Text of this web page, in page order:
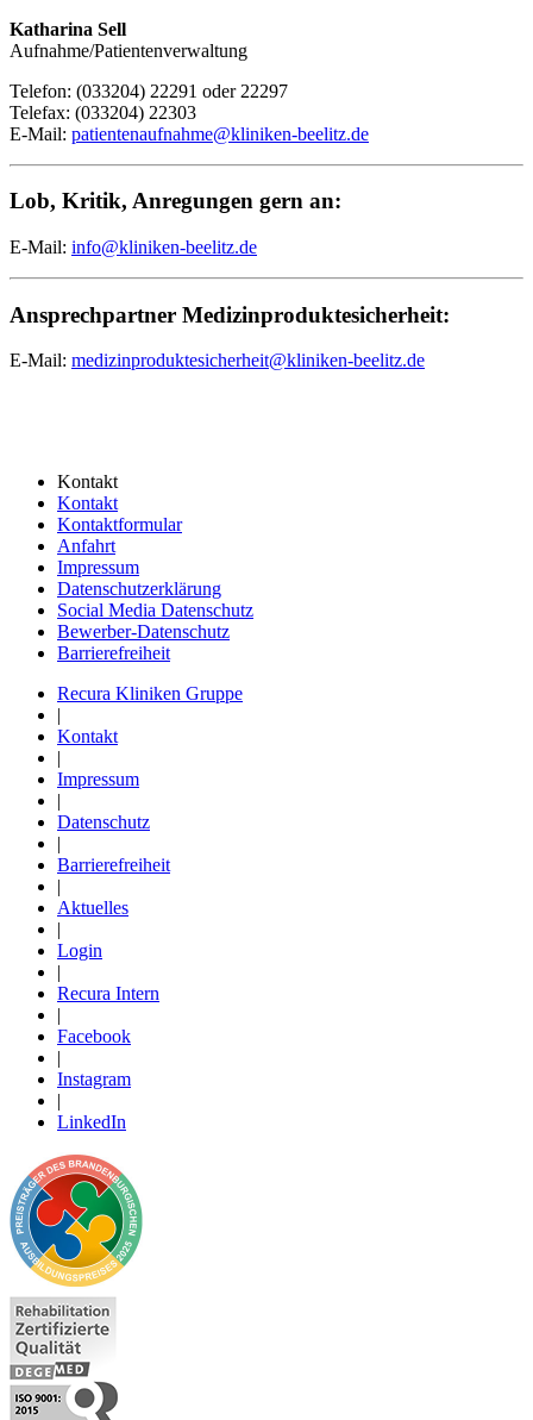
Katharina Sell
Aufnahme/Patientenverwaltung
Telefon: (033204) 22291 oder 22297
Telefax: (033204) 22303
E-Mail: patientenaufnahme@kliniken-beelitz.de
Lob, Kritik, Anregungen gern an:
E-Mail: info@kliniken-beelitz.de
Ansprechpartner Medizinproduktesicherheit:
E-Mail: medizinproduktesicherheit@kliniken-beelitz.de
Kontakt
Kontakt
Kontaktformular
Anfahrt
Impressum
Datenschutzerklärung
Social Media Datenschutz
Bewerber-Datenschutz
Barrierefreiheit
Recura Kliniken Gruppe
Kontakt
Impressum
Datenschutz
Barrierefreiheit
Aktuelles
Login
Recura Intern
Facebook
Instagram
LinkedIn